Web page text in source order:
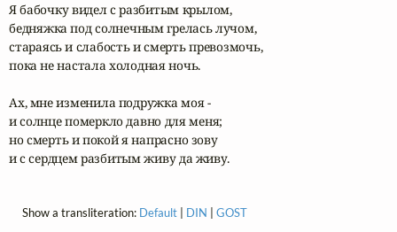
Я бабочку видел с разбитым крылом,
бедняжка под солнечным грелась лучом,
стараясь и слабость и смерть превозмочь,
пока не настала холодная ночь.
Ах, мне изменила подружка моя -
и солнце померкло давно для меня;
но смерть и покой я напрасно зову
и с сердцем разбитым живу да живу.
Show a transliteration: Default | DIN | GOST